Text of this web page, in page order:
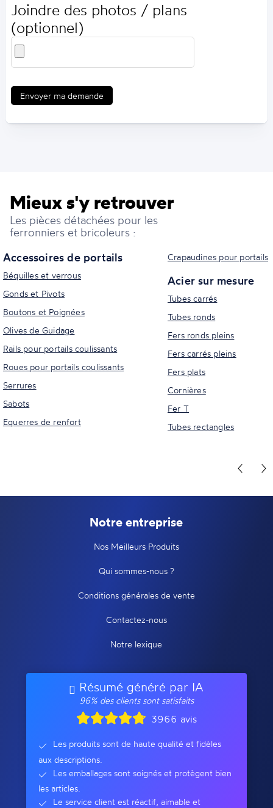
Joindre des photos / plans
(optionnel)
Envoyer ma demande
Mieux s'y retrouver
Les pièces détachées pour les
ferronniers et bricoleurs :
Accessoires de portails
Béquilles et verrous
Gonds et Pivots
Boutons et Poignées
Olives de Guidage
Rails pour portails coulissants
Roues pour portails coulissants
Serrures
Sabots
Equerres de renfort
Crapaudines pour portails
Acier sur mesure
Tubes carrés
Tubes ronds
Fers ronds pleins
Fers carrés pleins
Fers plats
Cornières
Fer T
Tubes rectangles
Notre entreprise
Nos Meilleurs Produits
Qui sommes-nous ?
Conditions générales de vente
Contactez-nous
Notre lexique
Résumé généré par IA
96% des clients sont satisfaits
3966 avis
Les produits sont de haute qualité et fidèles
aux descriptions.
Les emballages sont soignés et protègent bien
les articles.
Le service client est réactif, aimable et